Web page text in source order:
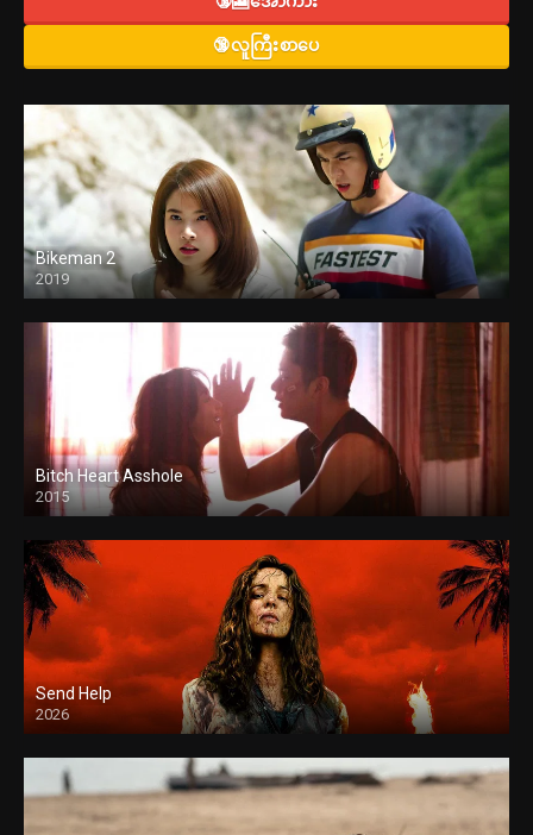
🔞လူကြီးစာပေ
Bikeman 2
2019
Bitch Heart Asshole
2015
Send Help
2026